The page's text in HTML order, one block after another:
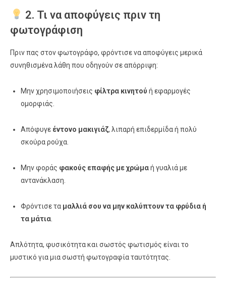
2. Τι να αποφύγεις πριν τη
φωτογράφιση
Πριν πας στον φωτογράφο, φρόντισε να αποφύγεις μερικά
συνηθισμένα λάθη που οδηγούν σε απόρριψη:
Μην χρησιμοποιήσεις φίλτρα κινητού ή εφαρμογές
ομορφιάς.
Απόφυγε έντονο μακιγιάζ, λιπαρή επιδερμίδα ή πολύ
σκούρα ρούχα.
Μην φοράς φακούς επαφής με χρώμαή γυαλιά με
αντανάκλαση.
Φρόντισε τα μαλλιά σου να μην καλύπτουν τα φρύδια ή
τα μάτια
Απλότητα, φυσικότητα και σωστός φωτισμός είναι το
μυστικό για μια σωστή φωτογραφία ταυτότητας.